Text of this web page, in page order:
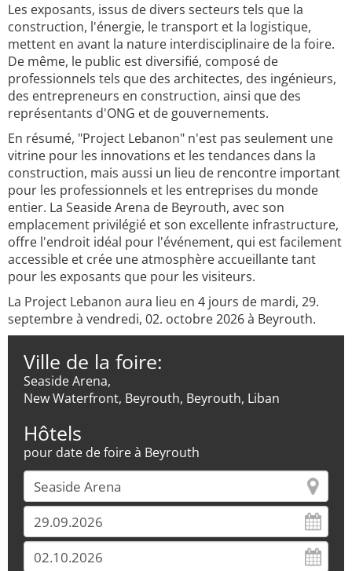
Les exposants, issus de divers secteurs tels que la
construction, l'énergie, le transport et la logistique,
mettent en avant la nature interdisciplinaire de la foire.
De même, le public est diversifié, composé de
professionnels tels que des architectes, des ingénieurs,
des entrepreneurs en construction, ainsi que des
représentants d'ONG et de gouvernements.
En résumé, "Project Lebanon" n'est pas seulement une
vitrine pour les innovations et les tendances dans la
construction, mais aussi un lieu de rencontre important
pour les professionnels et les entreprises du monde
entier. La Seaside Arena de Beyrouth, avec son
emplacement privilégié et son excellente infrastructure,
offre l'endroit idéal pour l'événement, qui est facilement
accessible et crée une atmosphère accueillante tant
pour les exposants que pour les visiteurs.
La Project Lebanon aura lieu en 4 jours de mardi, 29.
septembre à vendredi, 02. octobre 2026 à Beyrouth.
Ville de la foire:
Seaside Arena,
New Waterfront, Beyrouth, Beyrouth, Liban
Hôtels
pour date de foire à Beyrouth